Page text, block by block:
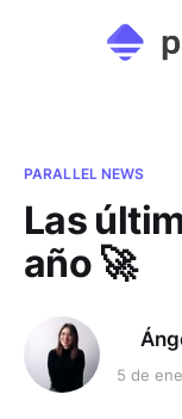
PARALLEL NEWS
Las
año 🚀
5 de